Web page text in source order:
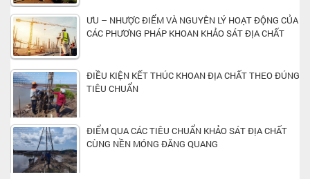
ƯU – NHƯỢC ĐIỂM VÀ NGUYÊN LÝ HOẠT ĐỘNG CỦA
CÁC PHƯƠNG PHÁP KHOAN KHẢO SÁT ĐỊA CHẤT
ĐIỀU KIỆN KẾT THÚC KHOAN ĐỊA CHẤT THEO ĐÚNG
TIÊU CHUẨN
ĐIỂM QUA CÁC TIÊU CHUẨN KHẢO SÁT ĐỊA CHẤT
CÙNG NỀN MÓNG ĐĂNG QUANG